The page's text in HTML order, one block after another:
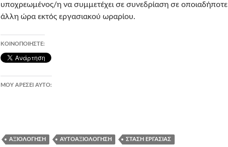
υποχρεωμένος/η να συμμετέχει σε συνεδρίαση σε οποιαδήποτε
άλλη ώρα εκτός εργασιακού ωραρίου.
ΚΟΙΝΟΠΟΙΉΣΤΕ:
ΜΟΥ ΑΡΈΣΕΙ ΑΥΤΌ:
ΑΞΙΟΛΌΓΗΣΗ ΑΥΤΟΑΞΙΟΛΌΓΗΣΗ ΣΤΆΣΗ ΕΡΓΑΣΊΑΣ